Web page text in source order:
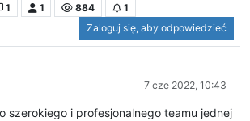
1 1 884
1
Zaloguj się, aby odpowiedzieć
7 cze 2022, 10:43
szerokiego i profesjonalnego teamu jednej